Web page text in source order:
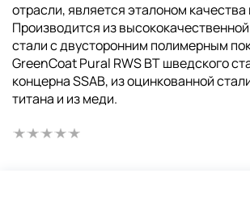
отрасли, является эталоном качества
Производится из
стали с двусторонним полимерным
GreenCoat Pural RWS BT шведского
концерна SSAB, из оцинкованной
титана и из меди.